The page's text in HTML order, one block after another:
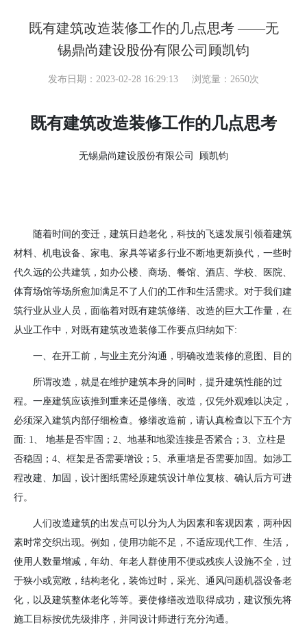
既有建筑改造装修工作的几点思考 ——无
锡鼎尚建设股份有限公司顾凯钧
发布日期：2023-02-28 16:29:13 浏览量：2650次
既有建筑改造装修工作的几点思考
无锡鼎尚建设股份有限公司 顾凯钧
随着时间的变迁，建筑日趋老化，科技的飞速发展引领着建筑
材料、机电设备、家电、家具等诸多行业不断地更新换代，一些时
代久远的公共建筑，如办公楼、商场、餐馆、酒店、学校、医院、
体育场馆等场所愈加满足不了人们的工作和生活需求。对于我们建
筑行业从业人员，面临着对既有建筑修缮、改造的巨大工作量，在
从业工作中，对既有建筑改造装修工作要点归纳如下:
一、在开工前，与业主充分沟通，明确改造装修的意图、目的
所谓改造，就是在维护建筑本身的同时，提升建筑性能的过
程。一座建筑应该推到重来还是修缮、改造，仅凭外观难以决定，
必须深入建筑内部仔细检查。修缮改造前，请认真检查以下五个方
面: 1、 地基是否牢固； 2、地基和地梁连接是否紧合； 3、立柱是
否稳固； 4、框架是否需要增设； 5、承重墙是否需要加固。如涉工
程改建、加固，设计图纸需经原建筑设计单位复核、确认后方可进
行。
人们改造建筑的出发点可以分为人为因素和客观因素，两种因
素时常交织出现。例如，使用功能不足，不适应现代工作、生活，
使用人数量增减，年幼、年老人群使用不便或残疾人设施不全，过
于狭小或宽敞，结构老化，装饰过时，采光、通风问题机器设备老
化，以及建筑整体老化等等。要使修缮改造取得成功，建议预先将
施工目标按优先级排序，并同设计师进行充分沟通。